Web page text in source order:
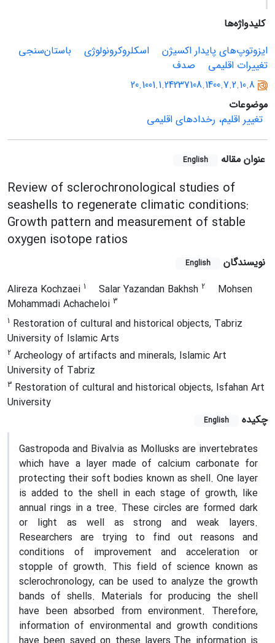
کلیدواژه‌ها
ایزوتوپ‌های پایدار اکسیژن
اسکلروکرونولوژی
باستان‌سنجی
تغییرات اقلیمی
صدف
20.1001.1.24237108.1400.7.2.10.8
موضوعات
تغییر اقلیم، رخدادهای اقلیمی
عنوان مقاله English
Review of sclerochronological studies of
seashells to regenerate climatic conditions:
Growth pattern and measurement of stable
oxygen isotope ratios
نویسندگان English
Alireza Kochzaei 1 Salar Yazandan Bakhsh 2
Mohsen
Mohammadi Achacheloi 3
1 Restoration of cultural and historical objects, Tabriz
University of Islamic Arts
2 Archeology of artifacts and minerals, Islamic Art
University of Tabriz
3 Restoration of cultural and historical objects, Isfahan Art
University
چکیده
English
Gastropoda and Bivalvia as Mollusks are invertebrates
which have a layer made of calcium carbonate for
protecting their soft bodies known as shell. One layer
is added to the shell in each stage of growth, like
annual rings in a tree. These circles are formed dark
or light as well as strong and weak layers.
Researchers are trying to find out reasons and
conditions of improvement and acceleration or
stopple of growth. This field of science known as
sclerochronology, can be used to analyze the growth
bands of shells. Materials for producing the shell
have been absorbed from environment. Therefore,
information of environmental and growth conditions